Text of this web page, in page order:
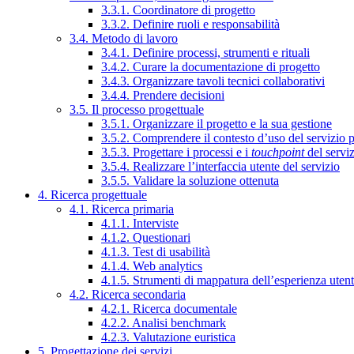
3.3.1. Coordinatore di progetto
3.3.2. Definire ruoli e responsabilità
3.4. Metodo di lavoro
3.4.1. Definire processi, strumenti e rituali
3.4.2. Curare la documentazione di progetto
3.4.3. Organizzare tavoli tecnici collaborativi
3.4.4. Prendere decisioni
3.5. Il processo progettuale
3.5.1. Organizzare il progetto e la sua gestione
3.5.2. Comprendere il contesto d’uso del servizio
3.5.3. Progettare i processi e i touchpointdel
3.5.4. Realizzare l’interfaccia utente del servizio
3.5.5. Validare la soluzione ottenuta
4. Ricerca progettuale
4.1. Ricerca primaria
4.1.1. Interviste
4.1.2. Questionari
4.1.3. Test di usabilità
4.1.4. Web analytics
4.1.5. Strumenti di mappatura dell’esperienza
4.2. Ricerca secondaria
4.2.1. Ricerca documentale
4.2.2. Analisi benchmark
4.2.3. Valutazione euristica
5. Progettazione dei servizi